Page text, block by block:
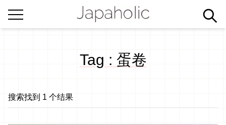
Tag : 蛋卷
搜索找到 1 个结果